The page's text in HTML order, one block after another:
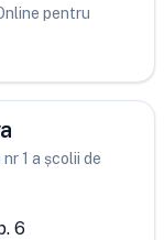
pentru
1 a școlii de
6